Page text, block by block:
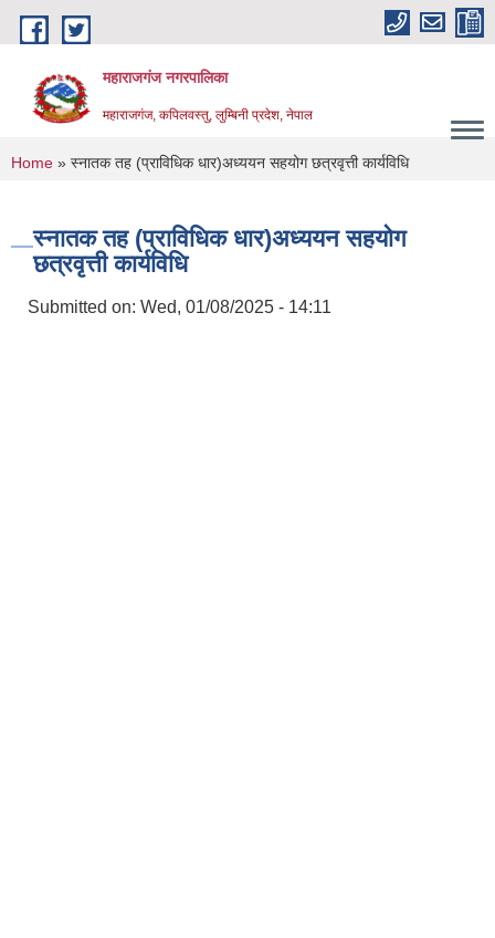
Skip to main content
महाराजगंज नगरपालिका
महाराजगंज, कपिलवस्तु, लुम्बिनी प्रदेश, नेपाल
You are here
Home » स्नातक तह (प्राविधिक धार)अध्ययन सहयोग छत्रवृत्ती कार्यविधि
स्नातक तह (प्राविधिक धार)अध्ययन सहयोग
छत्रवृत्ती कार्यविधि
Submitted on: Wed, 01/08/2025 - 14:11